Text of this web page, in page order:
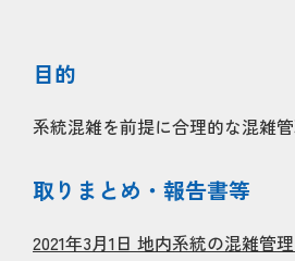
目的
系統混雑を前提に合理的な混雑
取りまとめ・報告書等
2021年3月1日 地内系統の混雑管